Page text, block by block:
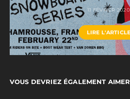
11 FÉVRIER 2020
LIRE L'ARTICLE
VOUS DEVRIEZ ÉGALEMENT AIMER